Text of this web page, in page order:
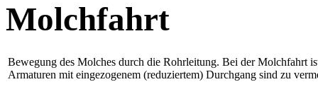
Molchfahrt
Bewegung des Molches durch die Rohrleitung. Bei der Molchfahrt
Armaturen mit eingezogenem (reduziertem) Durchgang sind zu